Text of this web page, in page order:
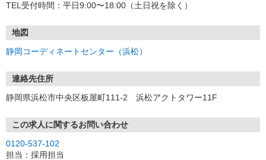
TEL受付時間：平日9:00〜18:00（土日祝を除く）
地図
静岡コーディネートセンター（浜松）
連絡先住所
静岡県浜松市中央区板屋町111-2 浜松アクトタワー11F
この求人に関するお問い合わせ
0120-537-102
担当：採用担当